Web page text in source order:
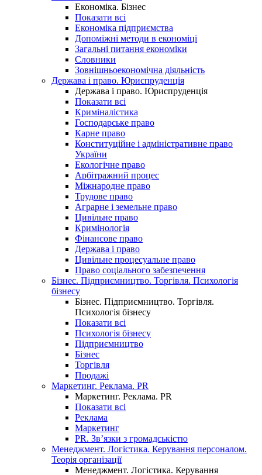
Економіка. Бізнес
Показати всі
Економіка підприємства
Допоміжні методи в економіці
Загальні питання економіки
Словники
Зовнішньоекономічна діяльність
Держава і право. Юриспруденція
Держава і право. Юриспруденція
Показати всі
Криміналістика
Господарське право
Карне право
Конституційне і адміністративне право
України
Екологічне право
Арбітражний процес
Міжнародне право
Трудове право
Аграрне і земельне право
Цивільне право
Кримінологія
Фінансове право
Держава і право
Цивільне процесуальне право
Право соціального забезпечення
Бізнес. Підприємництво. Торгівля. Психологія
бізнесу
Бізнес. Підприємництво. Торгівля.
Психологія бізнесу
Показати всі
Психологія бізнесу
Підприємництво
Бізнес
Торгівля
Продажі
Маркетинг. Реклама. PR
Маркетинг. Реклама. PR
Показати всі
Реклама
Маркетинг
PR. Зв’язки з громадськістю
Менеджмент. Логістика. Керування персоналом.
Теорія організації
Менеджмент. Логістика. Керування